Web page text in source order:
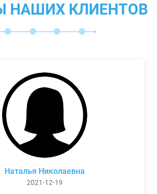
НАШИХ КЛИЕНТОВ
Наталья Николаевна
2021-12-19